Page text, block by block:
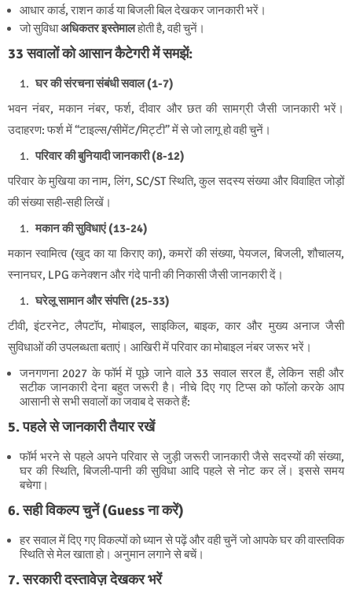
आधार कार्ड, राशन कार्ड या बिजली बिल देखकर जानकारी भरें।
जो सुविधाअधिकतर इस्तेमालहोती है, वही चुनें।
33 सवालों को आसान कैटेगरी में समझें:
घर की संरचना संबंधी सवाल (1-7)
भवन नंबर, मकान नंबर, फर्श, दीवार और छत की सामग्री जैसी जानकारी भरें।
उदाहरण: फर्श में “टाइल्स/सीमेंट/मिट्टी” में से जो लागू हो वही चुनें।
परिवार की बुनियादी जानकारी (8-12)
परिवार के मुखिया का नाम, लिंग, SC/ST स्थिति, कुल सदस्य संख्या और विवाहित जोड़ों
की संख्या सही-सही लिखें।
मकान की सुविधाएं (13-24)
मकान स्वामित्व (खुद का या किराए का), कमरों की संख्या, पेयजल, बिजली, शौचालय,
स्नानघर, LPG कनेक्शन और गंदे पानी की निकासी जैसी जानकारी दें।
घरेलू सामान और संपत्ति (25-33)
टीवी, इंटरनेट, लैपटॉप, मोबाइल, साइकिल, बाइक, कार और मुख्य अनाज जैसी
सुविधाओं की उपलब्धता बताएं। आखिरी में परिवार का मोबाइल नंबर जरूर भरें।
जनगणना 2027 के फॉर्म में पूछे जाने वाले 33 सवाल सरल हैं, लेकिन सही और
सटीक जानकारी देना बहुत जरूरी है। नीचे दिए गए टिप्स को फॉलो करके आप
आसानी से सभी सवालों का जवाब दे सकते हैं:
5. पहले से जानकारी तैयार रखें
फॉर्म भरने से पहले अपने परिवार से जुड़ी जरूरी जानकारी जैसे सदस्यों की संख्या,
घर की स्थिति, बिजली-पानी की सुविधा आदि पहले से नोट कर लें। इससे समय
बचेगा।
6. सही विकल्प चुनें (Guess ना करें)
हर सवाल में दिए गए विकल्पों को ध्यान से पढ़ें और वही चुनें जो आपके घर की वास्तविक
स्थिति से मेल खाता हो। अनुमान लगाने से बचें।
7. सरकारी दस्तावेज़ देखकर भरें